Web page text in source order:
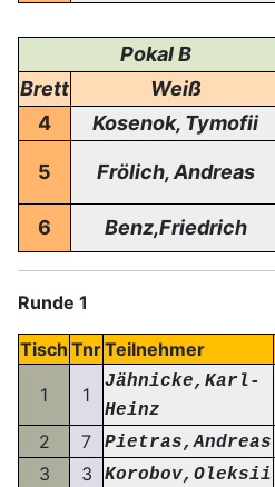
Pokal B
Brett
Weiß
4
Kosenok, Tymofii
5 Frölich, Andreas
6 Benz,Friedrich
Runde 1
Tisch TnrTeilnehmer
1 1
Jähnicke,Karl-
Heinz
2 7 Pietras,Andreas
3 3 Korobov,Oleksii